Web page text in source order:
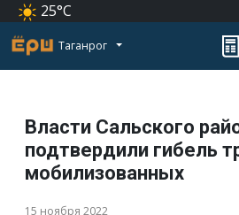
25°C
Таганрог
Власти Сальского
подтвердили гибель
мобилизованных
15 ноября 2022